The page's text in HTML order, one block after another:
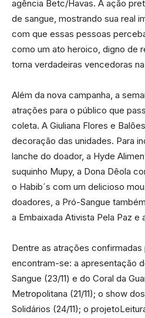
agência Betc/Havas. A ação
de sangue, mostrando sua real
com que essas pessoas
como um ato heroico, digno de
torna verdadeiras vencedoras
Além da nova campanha, a
atrações para o público que
coleta. A Giuliana Flores e
decoração das unidades. Para
lanche do doador, a Hyde
suquinho Mupy, a Dona Dêola
o Habib´s com um delicioso
doadores, a Pró-Sangue
a Embaixada Ativista Pela Paz e
Dentre as atrações confirmadas
encontram-se: a apresentação
Sangue (23/11) e do Coral da
Metropolitana (21/11); o show
Solidários (24/11); o